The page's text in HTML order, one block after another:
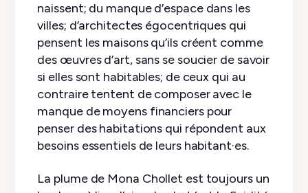
naissent; du manque d’espace dans les
villes; d’architectes égocentriques qui
pensent les maisons qu’ils créent comme
des œuvres d’art, sans se soucier de savoir
si elles sont habitables; de ceux qui au
contraire tentent de composer avec le
manque de moyens financiers pour
penser des habitations qui répondent aux
besoins essentiels de leurs habitant·es.
La plume de Mona Chollet est toujours un